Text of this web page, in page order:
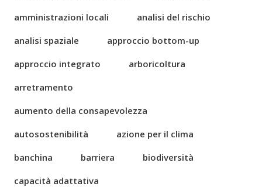
amministrazioni locali
analisi del rischio
analisi spaziale
approccio bottom-up
approccio integrato
arboricoltura
arretramento
aumento della consapevolezza
autosostenibilità
azione per il clima
banchina
barriera
biodiversità
capacità adattativa